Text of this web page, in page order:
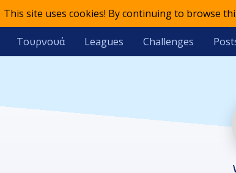
This site uses cookies! By continuing to browse
Τουρνουά Leagues Challenges